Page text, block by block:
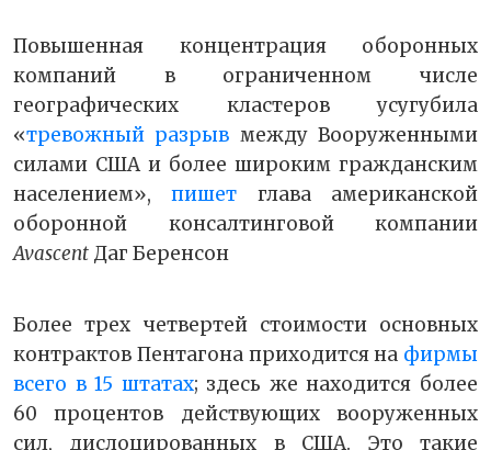
Повышенная концентрация оборонных
компаний в ограниченном числе
географических кластеров усугубила
«тревожный разрыв между Вооруженными
силами США и более широким гражданским
населением»,пишет глава американской
оборонной консалтинговой компании
Avascent Даг Беренсон
Более трех четвертей стоимости основных
контрактов Пентагона приходится на фирмы
всего в 15 штатах; здесь же находится более
60 процентов действующих вооруженных
сил, дислоцированных в США. Это такие